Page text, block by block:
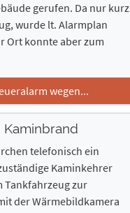
gerufen. Da nur kurz
wurde lt. Alarmplan
Ort konnte aber zum
wegen...
telefonisch ein
Kaminkehrer
Tankfahrzeug zur
der Wärmebildkamera